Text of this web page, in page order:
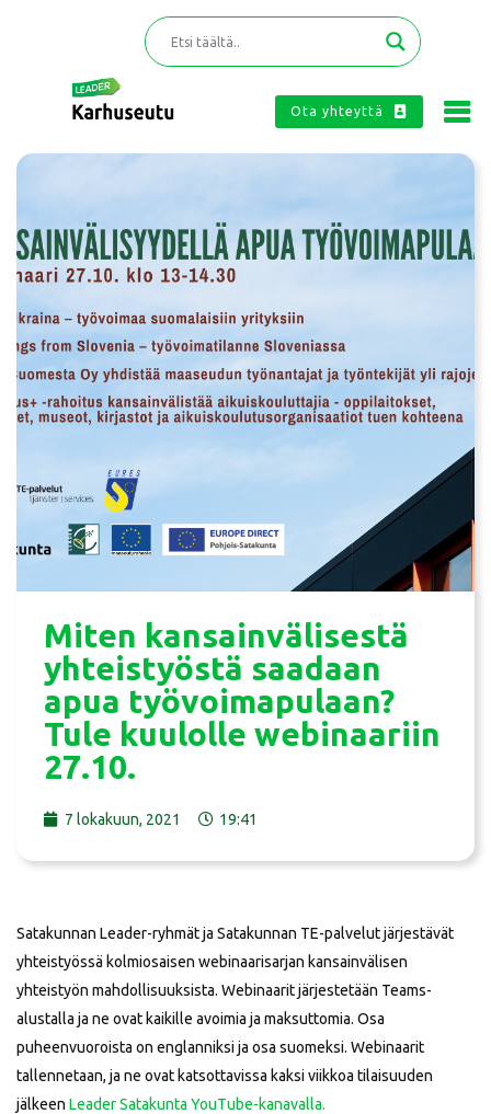
Ota yhteyttä
Miten kansainvälisestä
yhteistyöstä saadaan
apua työvoimapulaan?
Tule kuulolle webinaariin
27.10.
7 lokakuun, 2021 19:41
Satakunnan Leader-ryhmät ja Satakunnan TE-palvelut järjestävät
yhteistyössä kolmiosaisen webinaarisarjan kansainvälisen
yhteistyön mahdollisuuksista. Webinaarit järjestetään Teams-
alustalla ja ne ovat kaikille avoimia ja maksuttomia. Osa
puheenvuoroista on englanniksi ja osa suomeksi. Webinaarit
tallennetaan, ja ne ovat katsottavissa kaksi viikkoa tilaisuuden
jälkeen Leader Satakunta YouTube-kanavalla.